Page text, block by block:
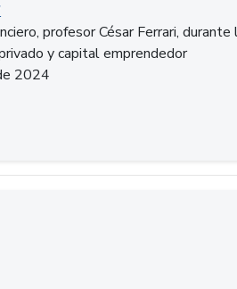
profesor César Ferrari, durante
y capital emprendedor
2024